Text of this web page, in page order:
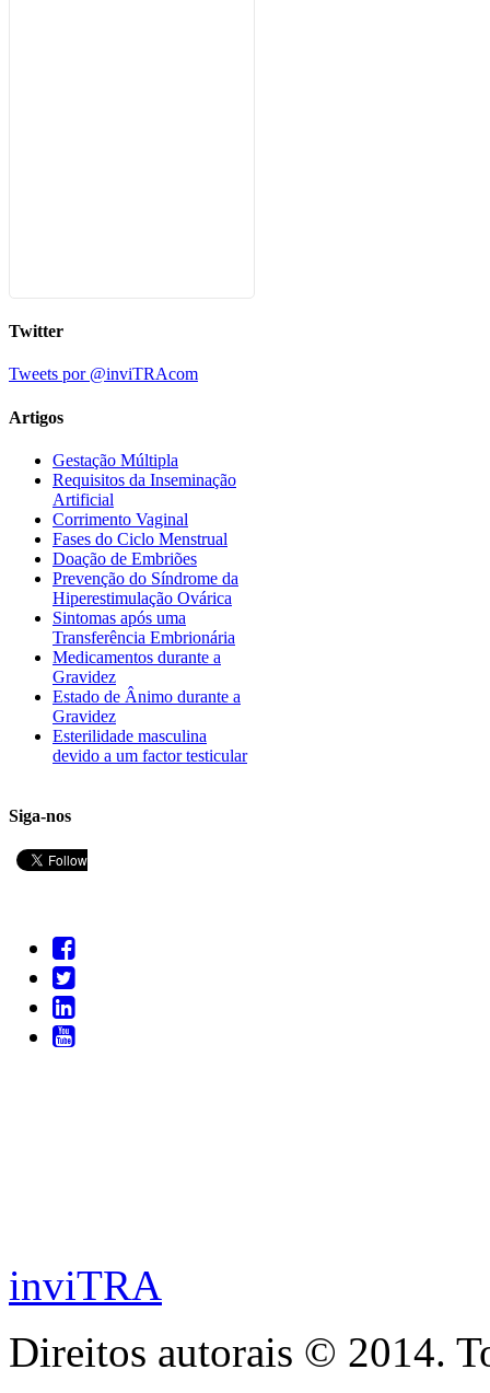
Twitter
Tweets por @inviTRAcom
Artigos
Gestação Múltipla
Requisitos da Inseminação
Artificial
Corrimento Vaginal
Fases do Ciclo Menstrual
Doação de Embriões
Prevenção do Síndrome da
Hiperestimulação Ovárica
Sintomas após uma
Transferência Embrionária
Medicamentos durante a
Gravidez
Estado de Ânimo durante a
Gravidez
Esterilidade masculina
devido a um factor testicular
Siga-nos
inviTRA
Direitos autorais © 2014.